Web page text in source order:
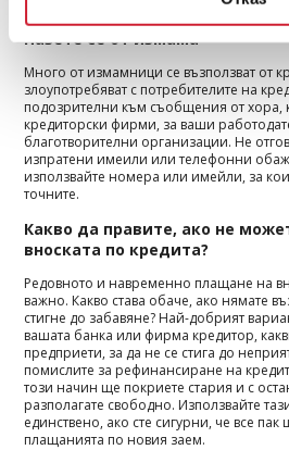
Пазете се от измама
Много от измамници се възползват от
злоупотребяват с потребителите на
подозрителни към съобщения от хора,
кредиторски фирми, за ваши
благотворителни организации. Не
изпратени имеили или телефонни
използвайте номера или имейли, за
точните.
Какво да правите, ако не
вноската по кредита?
Редовното и навременно плащане на
важно. Какво става обаче, ако нямате
стигне до забавяне? Най-добрият
вашата банка или фирма кредитор,
предприети, за да не се стига до
помислите за рефинансиране на
този начин ще покриете стария и с
разполагате свободно. Използвайте
единствено, ако сте сигурни, че все пак
плащанията по новия заем.